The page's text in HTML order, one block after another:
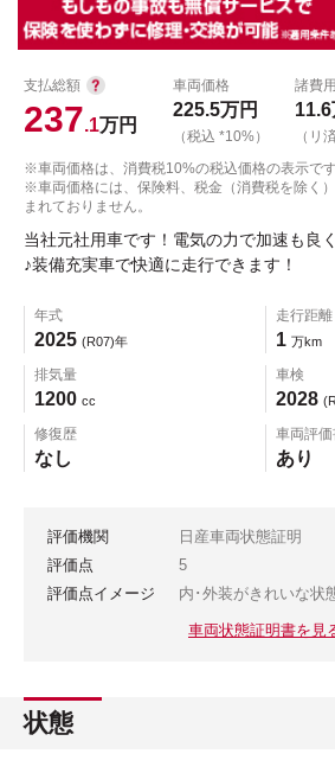
支払総額
237.1万円
車両価格
225.5万円
（税込 *10%）
諸費用
11.6
（リ
※車両価格は、消費税10%の税込価格の表示で
※車両価格には、保険料、税金（消費税を除く
まれておりません。
当社元社用車です！電気の力で加速も良
♪装備充実車で快適に走行できます！
年式
2025 (R07)年
走行距離
1 万km
排気量
1200 cc
車検
2028
修復歴
なし
車両評
あり
評価機関
日産車両状態証明
評価点
5
評価点イメージ
内･外装がきれいな状
車両状態証明書を見
状態